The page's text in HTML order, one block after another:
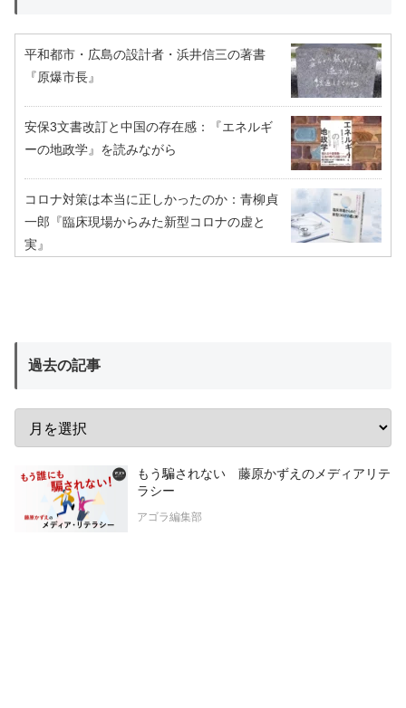
平和都市・広島の設計者・浜井信三の著書
『原爆市長』
安保3文書改訂と中国の存在感：『エネルギ
ーの地政学』を読みながら
コロナ対策は本当に正しかったのか：青柳貞
一郎『臨床現場からみた新型コロナの虚と
実』
過去の記事
もう騙されない 藤原かずえのメディアリテ
ラシー
アゴラ編集部